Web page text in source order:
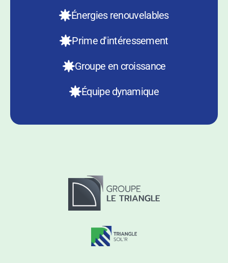
Énergies renouvelables
Prime d'intéressement
Groupe en croissance
Équipe dynamique